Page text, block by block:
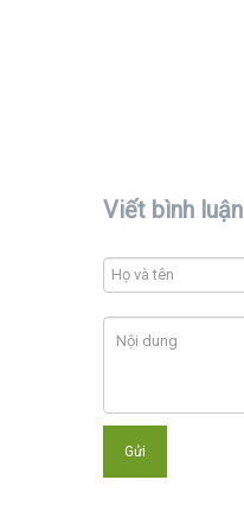
Viết bình luận